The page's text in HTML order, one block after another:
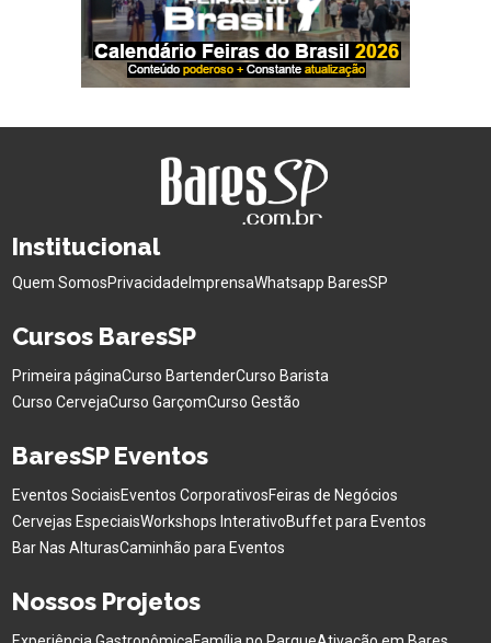
Institucional
Quem SomosPrivacidade ImprensaWhatsapp BaresSP
Cursos BaresSP
Primeira páginaCurso BartenderCurso Barista
Curso CervejaCurso GarçomCurso Gestão
BaresSP Eventos
Eventos SociaisEventos CorporativosFeiras de Negócios
Cervejas EspeciaisWorkshops InterativoBuffet para Eventos
Bar Nas AlturasCaminhão para Eventos
Nossos Projetos